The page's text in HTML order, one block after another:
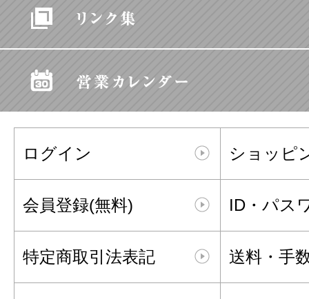
ログイン ショッピ
会員登録(無料) ID・パス
特定商取引法表記 送料・手